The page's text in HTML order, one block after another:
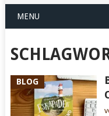
MENU
BLOG